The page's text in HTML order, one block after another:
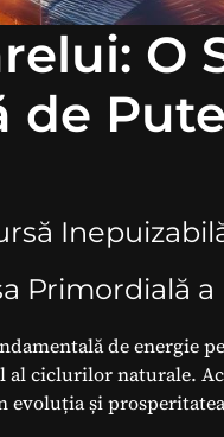
O
de
Primordială
de energie
ciclurilor naturale.
evoluția și